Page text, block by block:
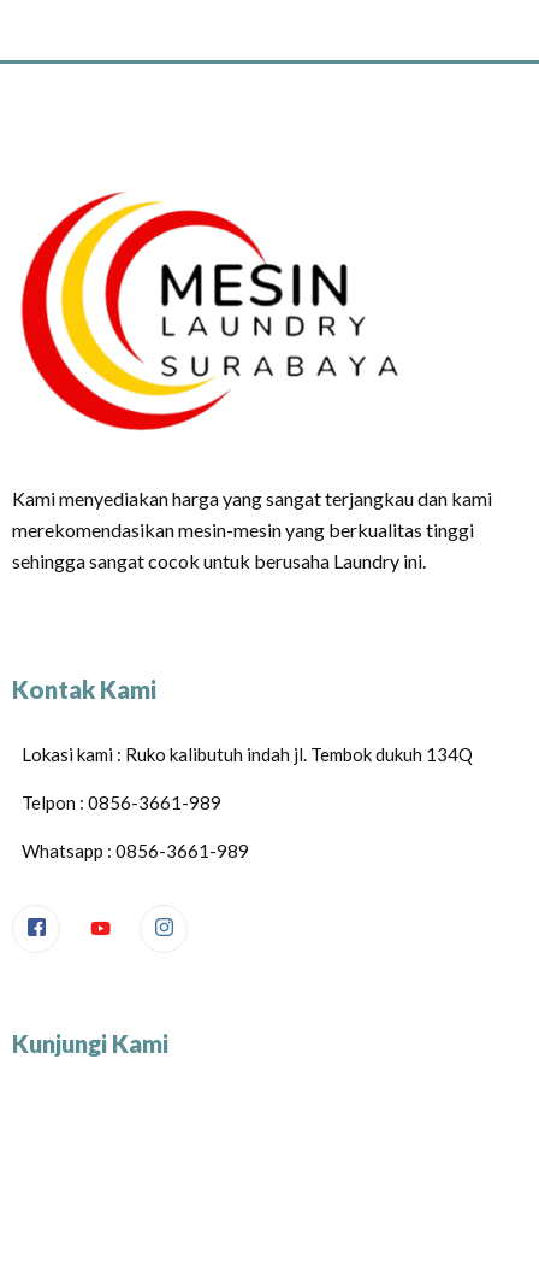
Kami menyediakan harga yang sangat terjangkau dan kami
merekomendasikan mesin-mesin yang berkualitas tinggi
sehingga sangat cocok untuk berusaha Laundry ini.
Kontak Kami
Lokasi kami : Ruko kalibutuh indah jl. Tembok dukuh 134Q
Telpon : 0856-3661-989
Whatsapp : 0856-3661-989
Kunjungi Kami